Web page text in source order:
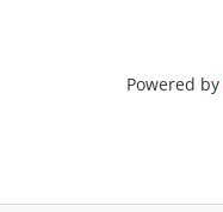
Powered by